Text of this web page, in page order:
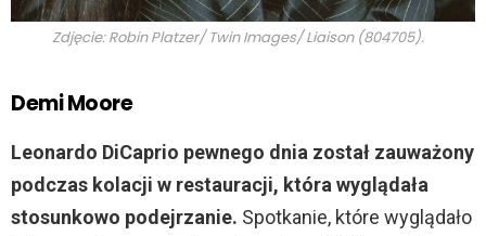
Zdjęcie: Robin Platzer/ Twin Images/ Liaison (804705).
Demi Moore
Leonardo DiCaprio pewnego dnia został zauważony
podczas kolacji w restauracji, która wyglądała
stosunkowo podejrzanie. Spotkanie, które wyglądało